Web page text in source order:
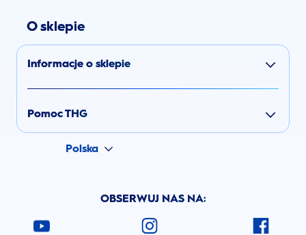
O sklepie
Informacje o sklepie
Pomoc THG
Polska
OBSERWUJ NAS NA: